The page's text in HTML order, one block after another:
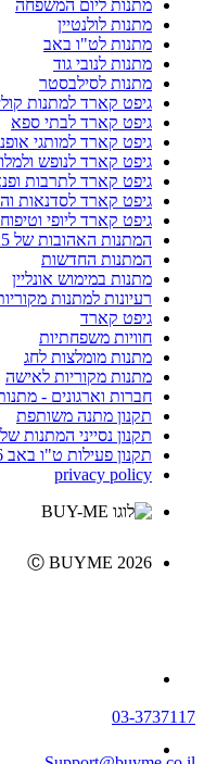
מתנות ליום המשפחה
מתנות לולנטיין
מתנות לט"ו באב
מתנות לנובי גוד
מתנות לסילבסטר
גיפט קארד למתנות
גיפט קארד לבתי ספא
גיפט קארד למותגי
גיפט קארד לנופש
גיפט קארד לתרבות
גיפט קארד לסדנאות
גיפט קארד ליופי וטיפוח
המתנות האהובות של 2025
המתנות החדשות
מתנות במימוש אונליין
רעיונות למתנות
גיפט קארד
חוויות משפחתיות
מתנות מומלצות לחג
מתנות מקוריות לאישה
חברות וארגונים -
תקנון מתנה משותפת
תקנון נסייני המתנות של BUYME
תקנון פעילות ט"ו באב 2026
privacy policy
Ⓒ BUYME 2026
03-3737117